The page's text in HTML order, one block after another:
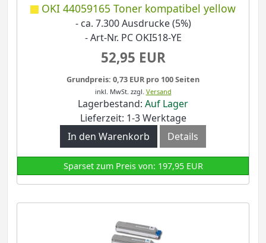
OKI 44059165 Toner kompatibel yellow
- ca. 7.300 Ausdrucke (5%)
- Art-Nr. PC OKI518-YE
52,95 EUR
Grundpreis: 0,73 EUR pro 100 Seiten
inkl. MwSt. zzgl. Versand
Lagerbestand: Auf Lager
Lieferzeit: 1-3 Werktage
In den Warenkorb
Details
Sparset zum Preis von: 197,95 EUR